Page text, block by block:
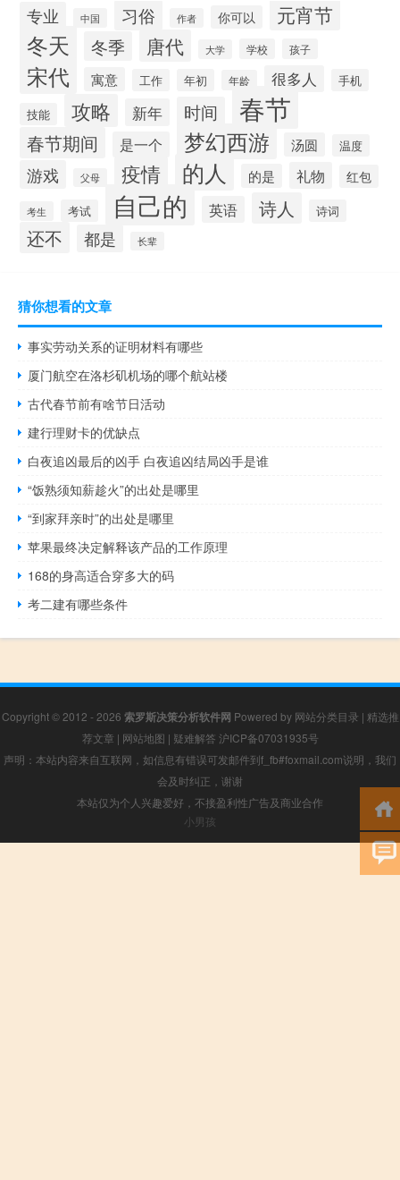
专业 中国 习俗 作者 你可以 元宵节
冬天 冬季 唐代 大学 学校 孩子
宋代 寓意 工作 年初 年龄 很多人
手机
技能
攻略 新年 时间 春节
春节期间 是一个 梦幻西游 汤圆 温度
游戏 父母 疫情 的人 的是 礼物 红包
考生 考试 自己的 英语 诗人 诗词
还不 都是 长辈
猜你想看的文章
事实劳动关系的证明材料有哪些
厦门航空在洛杉矶机场的哪个航站楼
古代春节前有啥节日活动
建行理财卡的优缺点
白夜追凶最后的凶手 白夜追凶结局凶手是谁
“饭熟须知薪趁火”的出处是哪里
“到家拜亲时”的出处是哪里
苹果最终决定解释该产品的工作原理
168的身高适合穿多大的码
考二建有哪些条件
Copyright © 2012 - 2026 索罗斯决策分析软件网 Powered by 网站分类目录 | 精选推
荐文章 | 网站地图 | 疑难解答 沪ICP备07031935号
声明：本站内容来自互联网，如信息有错误可发邮件到f_fb#foxmail.com说明，我们
会及时纠正，谢谢
本站仅为个人兴趣爱好，不接盈利性广告及商业合作
小男孩